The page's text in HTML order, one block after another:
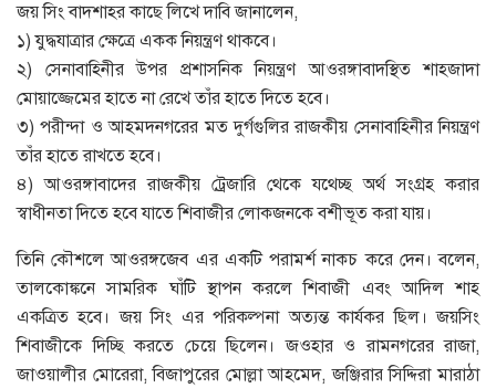
জয় সিং বাদশাহর কাছে লিখে দাবি জানালেন,
১) যুদ্ধযাত্রার ক্ষেত্রে একক নিয়ন্ত্রণ থাকবে।
২) সেনাবাহিনীর উপর প্রশাসনিক নিয়ন্ত্রণ আওরঙ্গাবাদস্থিত শাহজাদা
মোয়াজ্জেমের হাতে না রেখে তাঁর হাতে দিতে হবে।
৩) পরীন্দা ও আহমদনগরের মত দুর্গগুলির রাজকীয় সেনাবাহিনীর নিয়ন্ত্রণ
তাঁর হাতে রাখতে হবে।
৪) আওরঙ্গাবাদের রাজকীয় ট্রেজারি থেকে যথেচ্ছ অর্থ সংগ্রহ করার
স্বাধীনতা দিতে হবে যাতে শিবাজীর লোকজনকে বশীভূত করা যায়।
তিনি কৌশলে আওরঙ্গজেব এর একটি পরামর্শ নাকচ করে দেন। বলেন,
তালকোঙ্কনে সামরিক ঘাঁটি স্থাপন করলে শিবাজী এবং আদিল শাহ
একত্রিত হবে। জয় সিং এর পরিকল্পনা অত্যন্ত কার্যকর ছিল। জয়সিং
শিবাজীকে দিচ্ছি করতে চেয়ে ছিলেন। জওহার ও রামনগরের রাজা,
জাওয়ালীর মোরেরা, বিজাপুরের মোল্লা আহমেদ, জঞ্জিরার সিদ্দিরা মারাঠা